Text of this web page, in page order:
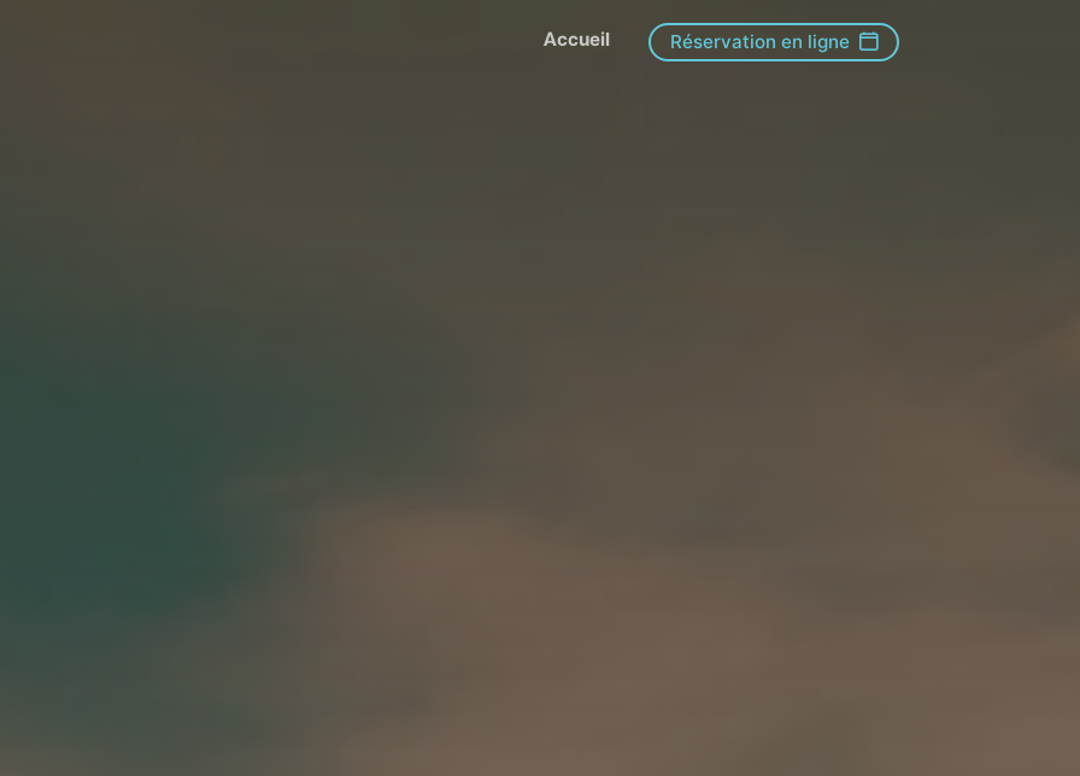
Accueil Réservation en ligne